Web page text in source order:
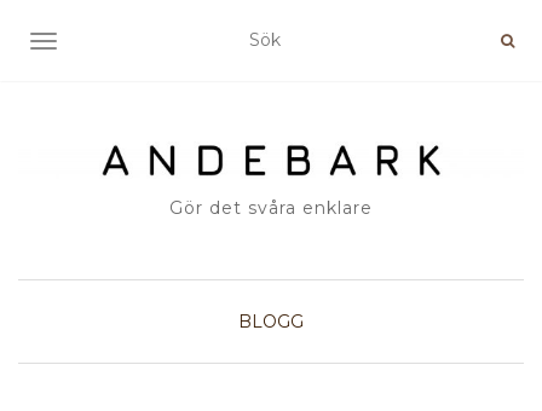
SLÅ PÅ/AV NAVIGERING
Gör det svåra enklare
BLOGG